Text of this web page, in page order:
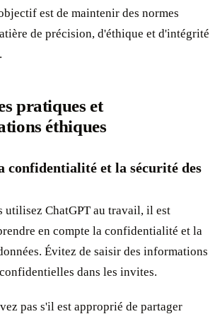
est de maintenir des normes
de précision, d'éthique et d'intégrité
pratiques et
éthiques
confidentialité et la sécurité des
utilisez ChatGPT au travail, il est
en compte la confidentialité et la
Évitez de saisir des informations
dans les invites.
pas s'il est approprié de partager